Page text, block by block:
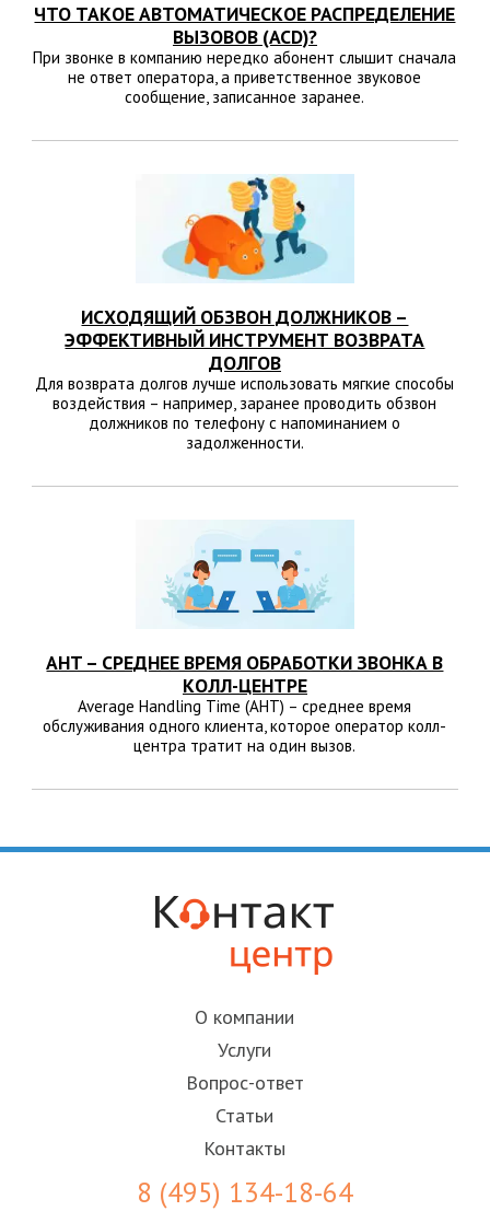
ЧТО ТАКОЕ АВТОМАТИЧЕСКОЕ РАСПРЕДЕЛЕНИЕ
ВЫЗОВОВ (ACD)?
При звонке в компанию нередко абонент слышит сначала
не ответ оператора, а приветственное звуковое
сообщение, записанное заранее.
ИСХОДЯЩИЙ ОБЗВОН ДОЛЖНИКОВ –
ЭФФЕКТИВНЫЙ ИНСТРУМЕНТ ВОЗВРАТА
ДОЛГОВ
Для возврата долгов лучше использовать мягкие способы
воздействия – например, заранее проводить обзвон
должников по телефону с напоминанием о
задолженности.
AHT – СРЕДНЕЕ ВРЕМЯ ОБРАБОТКИ ЗВОНКА В
КОЛЛ-ЦЕНТРЕ
Average Handling Time (AHT) – среднее время
обслуживания одного клиента, которое оператор колл-
центра тратит на один вызов.
О компании
Услуги
Вопрос-ответ
Статьи
Контакты
8 (495) 134-18-64